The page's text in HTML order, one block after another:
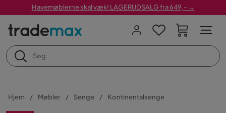
Havemøblerne skal væk! LAGERUDSALG fra 649,- →
Hjem Møbler Senge Kontinentalsenge